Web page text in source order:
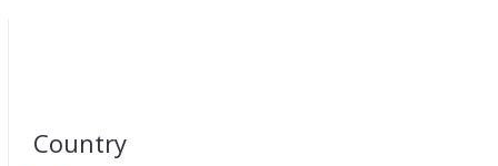
Country